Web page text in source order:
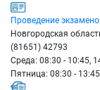
Проведение
Новгородская
(81651) 42793
Среда: 08:30 - 10:45,
Пятница: 08:30 - 13:45